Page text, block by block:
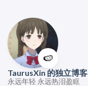
🍉
TaurusXin 的独立博客
永远年轻 永远热泪盈眶